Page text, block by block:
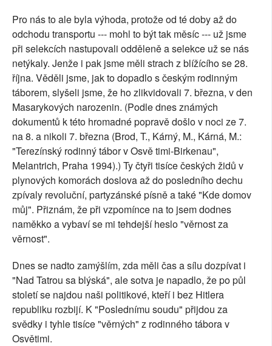
Pro nás to ale byla výhoda, protože od té doby až do
odchodu transportu --- mohl to být tak měsíc --- už jsme
při selekcích nastupovali odděleně a selekce už se nás
netýkaly. Jenže i pak jsme měli strach z blížícího se 28.
října. Věděli jsme, jak to dopadlo s českým rodinným
táborem, slyšeli jsme, že ho zlikvidovali 7. března, v den
Masarykových narozenin. (Podle dnes známých
dokumentů k této hromadné popravě došlo v noci ze 7.
na 8. a nikoli 7. března (Brod, T., Kárný, M., Kárná, M.:
"Terezínský rodinný tábor v Osvě timi-Birkenau",
Melantrich, Praha 1994).) Ty čtyři tisíce českých židů v
plynových komorách doslova až do posledního dechu
zpívaly revoluční, partyzánské písně a také "Kde domov
můj". Přiznám, že při vzpomínce na to jsem dodnes
naměkko a vybaví se mi tehdejší heslo "věrnost za
věrnost".
Dnes se nadto zamýšlím, zda měli čas a sílu dozpívat i
"Nad Tatrou sa blýská", ale sotva je napadlo, že po půl
století se najdou naši politikové, kteří i bez Hitlera
republiku rozbijí. K "Poslednímu soudu" přijdou za
svědky i tyhle tisíce "věrných" z rodinného tábora v
Osvětimi.